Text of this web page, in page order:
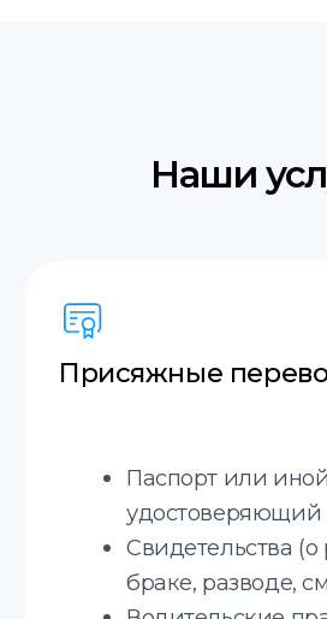
Языки с которыми
мы работаем
Французский
Грузинский
Словацкий
Польский